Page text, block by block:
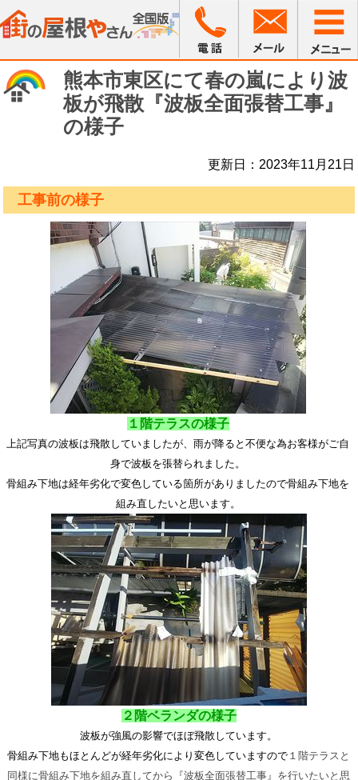
熊本市東区にて春の嵐により波
板が飛散『波板全面張替工事』
の様子
更新日：2023年11月21日
工事前の様子
１階テラスの様子
上記写真の波板は飛散していましたが、雨が降ると不便な為お客様がご自
身で波板を張替られました。
骨組み下地は経年劣化で変色している箇所がありましたので骨組み下地を
組み直したいと思います。
２階ベランダの様子
波板が強風の影響でほぼ飛散しています。
骨組み下地もほとんどが経年劣化により変色していますので １階テラスと
同様に骨組み下地を組み直してから『波板全面張替工事』を行いたいと思